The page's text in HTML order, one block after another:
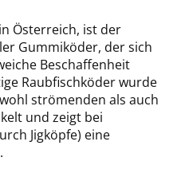
Österreich, ist der
Gummiköder, der sich
Beschaffenheit
Raubfischköder wurde
strömenden als auch
und zeigt bei
Jigköpfe) eine